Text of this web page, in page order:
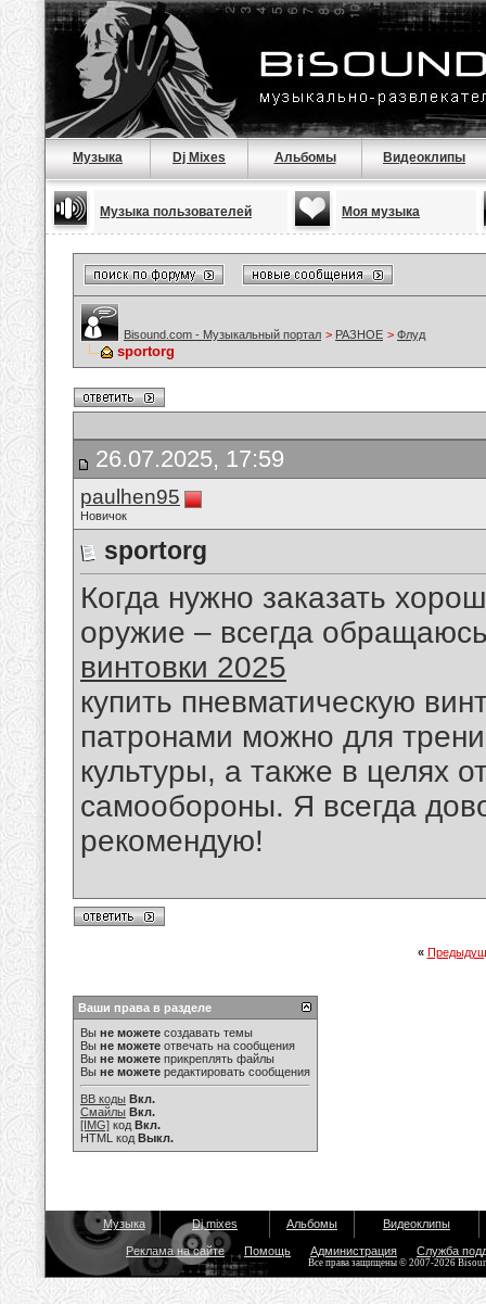
Музыка Dj Mixes Альбомы Видеоклипы
Музыка пользователей Моя музыка
Bisound.com - Музыкальный портал > РАЗНОЕ > Флуд
sportorg
26.07.2025, 17:59
paulhen95
Новичок
sportorg
Когда нужно заказать
оружие – всегда
винтовки 2025
купить пневматическую
патронами можно для
культуры, а также в целях
самообороны. Я всегда
рекомендую!
«
Ваши права в разделе
Вы не можете создавать темы
Вы не можете отвечать на сообщения
Вы не можете прикреплять файлы
Вы не можете редактировать сообщения
BB коды Вкл.
Смайлы Вкл.
[IMG] код Вкл.
HTML код Выкл.
Музыка Dj mixes Альбомы Видеоклипы
Реклама на сайте Помощь Администрация Служба
Все права защищены © 2007-2026